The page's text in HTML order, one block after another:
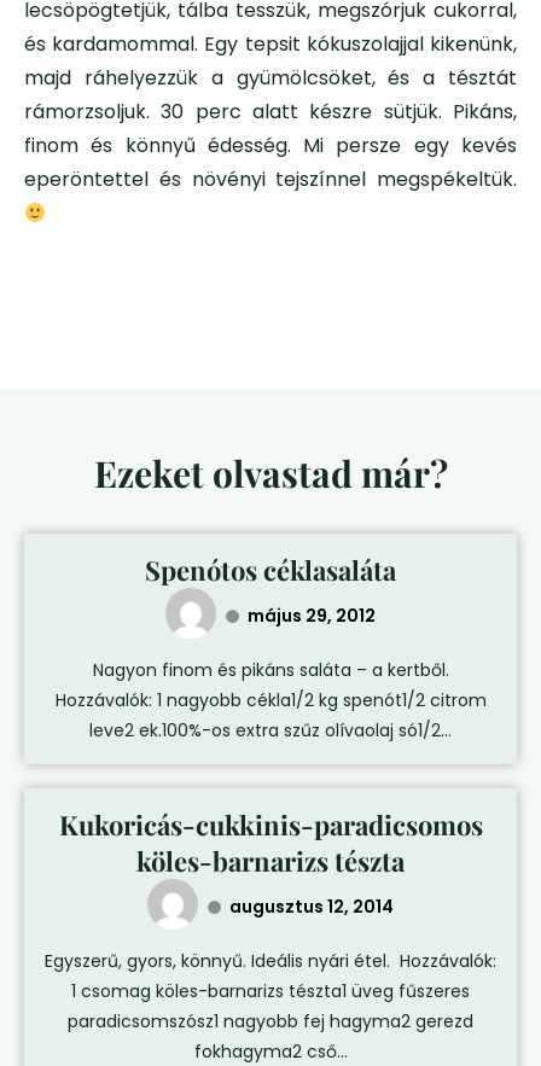
lecsöpögtetjük, tálba tesszük, megszórjuk cukorral,
és kardamommal. Egy tepsit kókuszolajjal kikenünk,
majd ráhelyezzük a gyümölcsöket, és a tésztát
rámorzsoljuk. 30 perc alatt készre sütjük. Pikáns,
finom és könnyű édesség. Mi persze egy kevés
eperöntettel és növényi tejszínnel megspékeltük.
Ezeket olvastad már?
Spenótos céklasaláta
május 29, 2012
Nagyon finom és pikáns saláta – a kertből.
Hozzávalók: 1 nagyobb cékla1/2 kg spenót1/2 citrom
leve2 ek.100%-os extra szűz olívaolaj só1/2...
Kukoricás-cukkinis-paradicsomos
köles-barnarizs tészta
augusztus 12, 2014
Egyszerű, gyors, könnyű. Ideális nyári étel. Hozzávalók:
1 csomag köles-barnarizs tészta1 üveg fűszeres
paradicsomszósz1 nagyobb fej hagyma2 gerezd
fokhagyma2 cső...